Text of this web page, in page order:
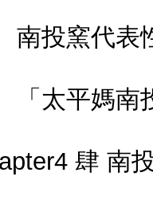
南投窯代表
「太平媽南
肆 南